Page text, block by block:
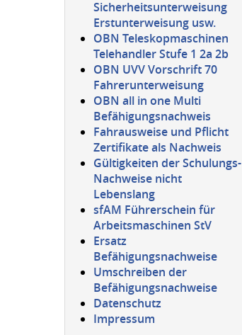
Sicherheitsunterweisung
Erstunterweisung usw.
OBN Teleskopmaschinen
Telehandler Stufe 1 2a 2b
OBN UVV Vorschrift 70
Fahrerunterweisung
OBN all in one Multi
Befähigungsnachweis
Fahrausweise und Pflicht
Zertifikate als Nachweis
Gültigkeiten der Schulungs-
Nachweise nicht
Lebenslang
sfAM Führerschein für
Arbeitsmaschinen StV
Ersatz
Befähigungsnachweise
Umschreiben der
Befähigungsnachweise
Datenschutz
Impressum